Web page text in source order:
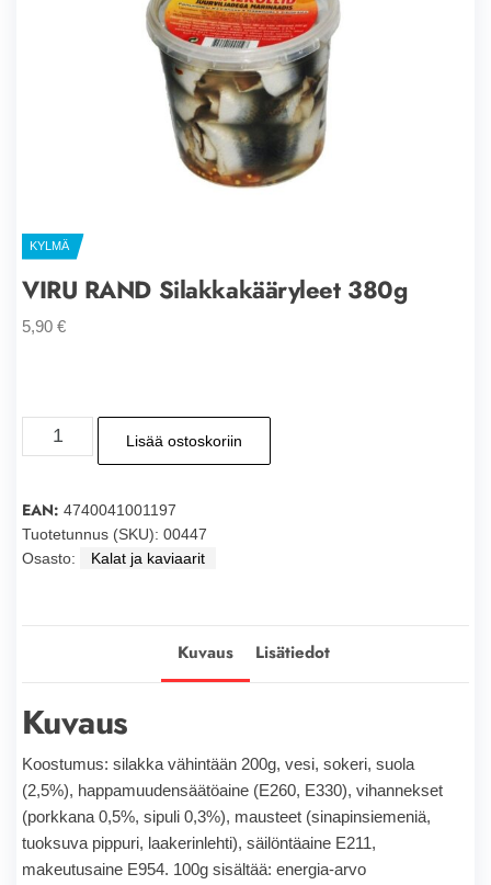
KYLMÄ
VIRU RAND Silakkakääryleet 380g
5,90 €
VIRU
RAND
380g
määrä
Lisää ostoskoriin
EAN: 4740041001197
Tuotetunnus (SKU): 00447
Osasto:
Kalat ja kaviaarit
Kuvaus Lisätiedot
Kuvaus
Koostumus: silakka vähintään 200g, vesi, sokeri, suola
(2,5%), happamuudensäätöaine (E260, E330), vihannekset
(porkkana 0,5%, sipuli 0,3%), mausteet (sinapinsiemeniä,
tuoksuva pippuri, laakerinlehti), säilöntäaine E211,
makeutusaine E954. 100g sisältää: energia-arvo